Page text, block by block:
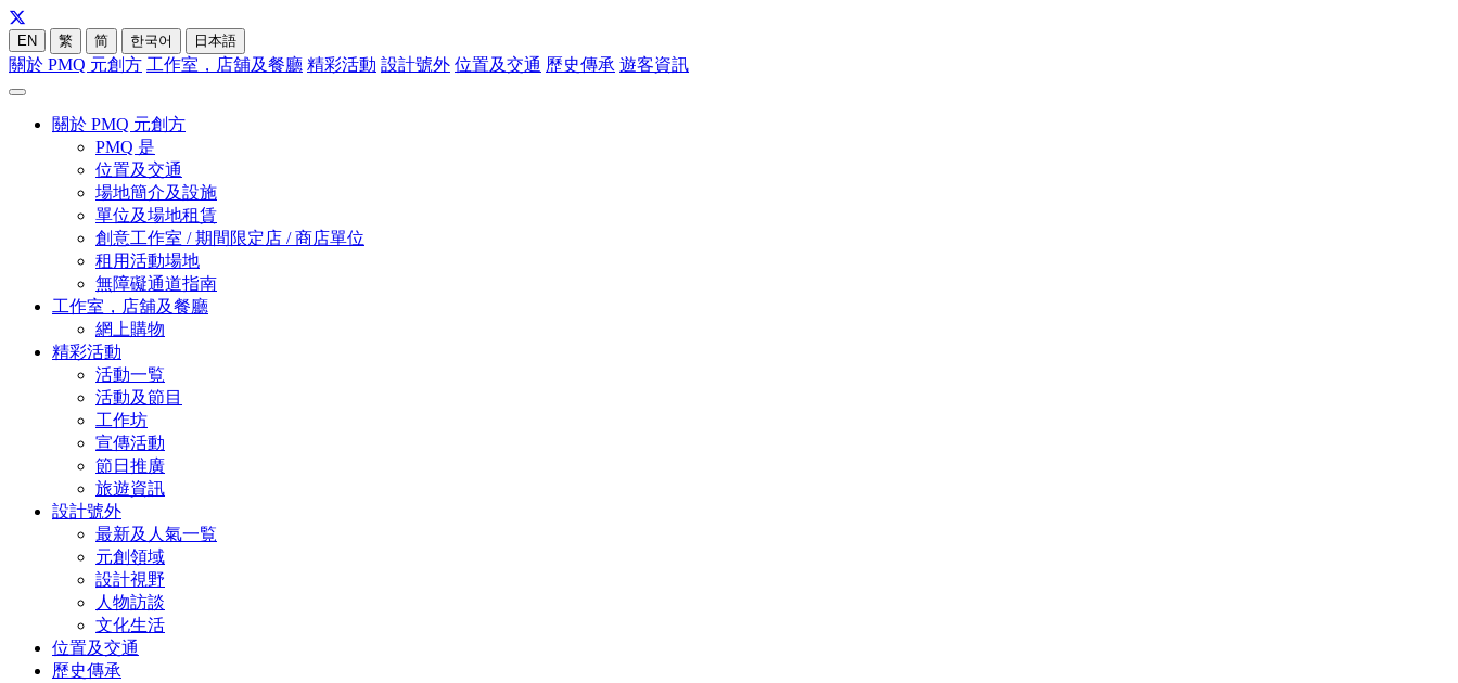
EN 繁 简 한국어 日本語
關於 PMQ 元創方 工作室，店舖及餐廳 精彩活動 設計號外 位置及交通 歷史傳承 遊客資訊
關於 PMQ 元創方
PMQ 是
位置及交通
場地簡介及設施
單位及場地租賃
創意工作室 / 期間限定店 / 商店單位
租用活動場地
無障礙通道指南
工作室，店舖及餐廳
網上購物
精彩活動
活動一覧
活動及節目
工作坊
宣傳活動
節日推廣
旅遊資訊
設計號外
最新及人氣一覧
元創領域
設計視野
人物訪談
文化生活
位置及交通
歷史傳承